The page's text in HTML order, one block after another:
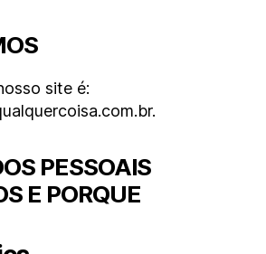
site é:
PESSOAIS
E PORQUE